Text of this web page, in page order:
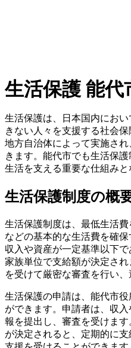
生活保護 能代
生活保護は、日本国内にお
きない人々を支援する社会
地方自治体によって実施さ
きます。能代市でも生活保
生活を支える重要な仕組みと
生活保護制度の概
生活保護制度は、最低生活
などの基本的な生活費を確保
収入や資産が一定基準以下
家族単位で支給額が決定さ
を受けて厳密な審査を行い
生活保護の申請は、能代市
ができます。申請者は、収
報を提出し、審査を受けま
が決定されると、定期的に